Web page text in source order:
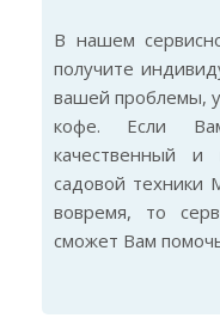
В нашем
получите
вашей проблемы,
кофе. Если
качественный и
садовой техники
вовремя, то
сможет Вам